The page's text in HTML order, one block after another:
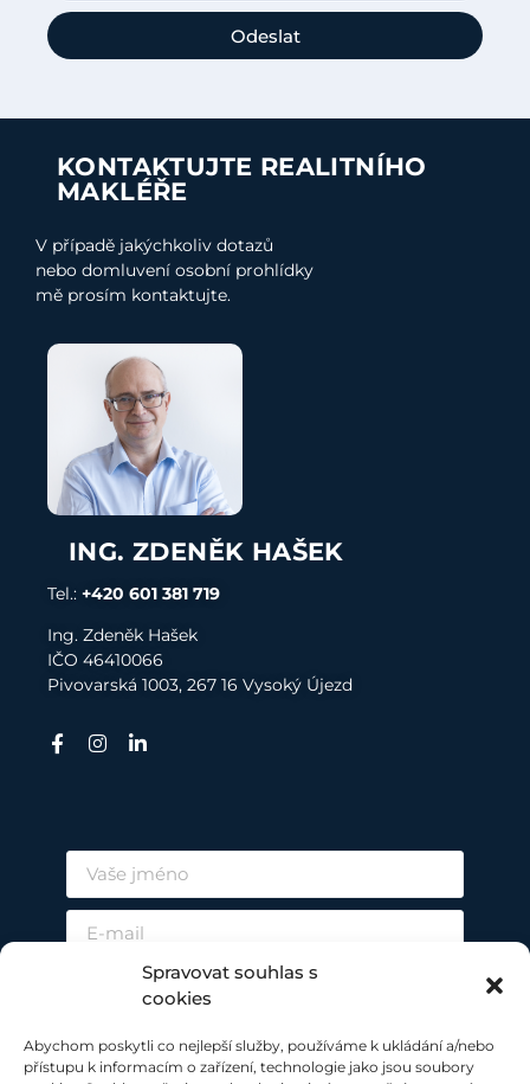
Spravovat souhlas s
cookies
Abychom poskytli co nejlepší služby, používáme k ukládání a/nebo
přístupu k informacím o zařízení, technologie jako jsou soubory
Odeslat
KONTAKTUJTE REALITNÍHO
MAKLÉŘE
V případě jakýchkoliv dotazů
nebo domluvení osobní prohlídky
mě prosím kontaktujte.
ING. ZDENĚK HAŠEK
Tel.: +420 601 381 719
Ing. Zdeněk Hašek
IČO 46410066
Pivovarská 1003, 267 16 Vysoký Újezd